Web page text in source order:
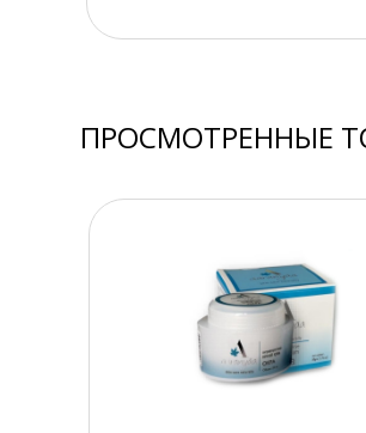
ПРОСМОТРЕННЫЕ